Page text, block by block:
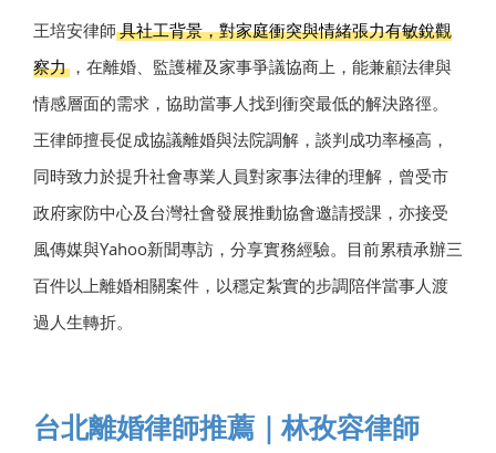
王培安律師 具社工背景，對家庭衝突與情緒張力有敏銳觀
察力 ，在離婚、監護權及家事爭議協商上，能兼顧法律與
情感層面的需求，協助當事人找到衝突最低的解決路徑。
王律師擅長促成協議離婚與法院調解，談判成功率極高，
同時致力於提升社會專業人員對家事法律的理解，曾受市
政府家防中心及台灣社會發展推動協會邀請授課，亦接受
風傳媒與Yahoo新聞專訪，分享實務經驗。目前累積承辦三
百件以上離婚相關案件，以穩定紮實的步調陪伴當事人渡
過人生轉折。
台北離婚律師推薦｜林孜容律師